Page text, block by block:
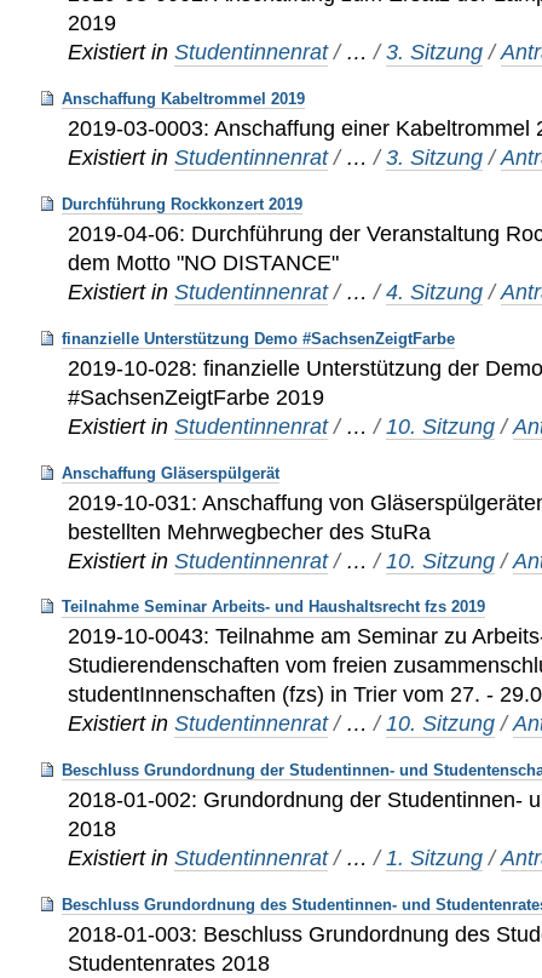
2019
Existiert in Studentinnenrat / …/3. Sitzung /
Anschaffung Kabeltrommel 2019
2019-03-0003: Anschaffung einer Kabeltrommel
Existiert in Studentinnenrat / …/3. Sitzung /
Durchführung Rockkonzert 2019
2019-04-06: Durchführung der Veranstaltung
dem Motto "NO DISTANCE"
Existiert in Studentinnenrat / …/4. Sitzung /
finanzielle Unterstützung Demo #SachsenZeigtFarbe
2019-10-028: finanzielle Unterstützung der
#SachsenZeigtFarbe 2019
Existiert in Studentinnenrat / …/ 10. Sitzung /
Anschaffung Gläserspülgerät
2019-10-031: Anschaffung von
bestellten Mehrwegbecher des StuRa
Existiert in Studentinnenrat / …/ 10. Sitzung /
Teilnahme Seminar Arbeits- und Haushaltsrecht fzs 2019
2019-10-0043: Teilnahme am Seminar zu
Studierendenschaften vom freien
studentInnenschaften (fzs) in Trier vom 27. -
Existiert in Studentinnenrat / …/10. Sitzung /
Beschluss Grundordnung der Studentinnen- und
2018-01-002: Grundordnung der Studentinnen-
2018
Existiert in Studentinnenrat / …/1. Sitzung /
Beschluss Grundordnung des Studentinnen- und
2018-01-003: Beschluss Grundordnung des
Studentenrates 2018